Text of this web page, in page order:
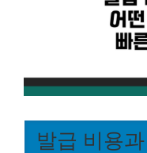
발급 비용